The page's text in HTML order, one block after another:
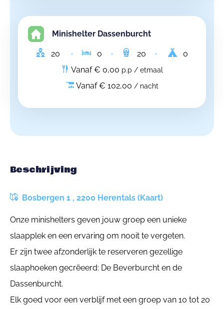
Minishelter Dassenburcht
20 0 20
0
Vanaf € 0,00 p.p / etmaal
Vanaf € 102,00 / nacht
Beschrijving
Bosbergen 1 , 2200 Herentals (Kaart)
Onze minishelters geven jouw groep een unieke
slaapplek en een ervaring om nooit te vergeten.
Er zijn twee afzonderlijk te reserveren gezellige
slaaphoeken gecrëeerd: De Beverburcht en de
Dassenburcht.
Elk goed voor een verblijf met een groep van 10 tot 20